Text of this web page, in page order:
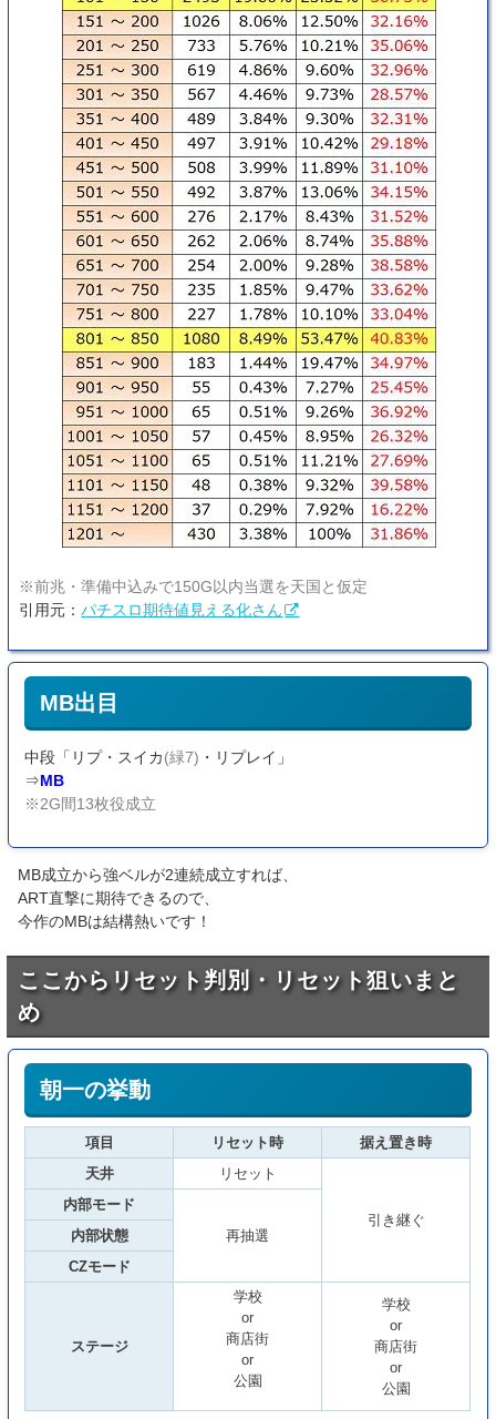
※前兆・準備中込みで150G以内当選を天国と仮定
引用元：パチスロ期待値見える化さん
MB出目
中段「リプ・スイカ(緑7) ・リプレイ」
⇒MB
※2G間13枚役成立
MB成立から強ベルが2連続成立すれば、
ART直撃に期待できるので、
今作のMBは結構熱いです！
ここからリセット判別・リセット狙いまと
め
朝一の挙動
項目 リセット時
据え置き時
天井
リセット
引き継ぐ
内部モード
再抽選
内部状態
CZモード
ステージ
学校
or
商店街
or
公園
学校
or
商店街
or
公園